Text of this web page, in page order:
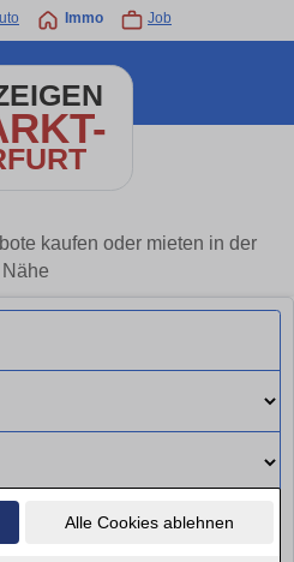
Alle Cookies ablehnen
Immo Job
kaufen oder mieten in der
Nähe